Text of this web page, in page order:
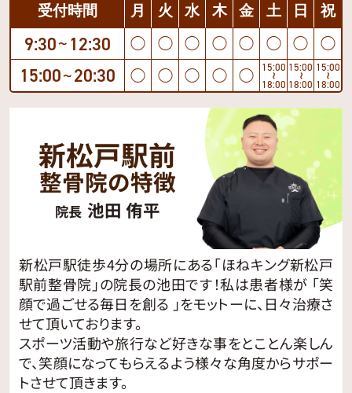
受付時間 月 火 水 木 金 土 日 祝
9:30 〜 12:30 ◯ ◯ ◯ ◯ ◯ ◯ ◯ ◯
15:00 〜 20:30 ◯ ◯ ◯ ◯ ◯ 15:00
〜
18:00
15:00
〜
18:00
15:00
〜
18:00
新松戸駅前
整骨院の特徴
院長 池田 侑平
新松戸駅徒歩4分の場所にある「ほねキング新松戸
駅前整骨院」の院長の池田です！私は患者様が 「笑
顔で過ごせる毎日を創る 」をモットーに、日々治療さ
せて頂いております。
スポーツ活動や旅行など好きな事をとことん楽しん
で、笑顔になってもらえるよう様々な角度からサポー
トさせて頂きます。